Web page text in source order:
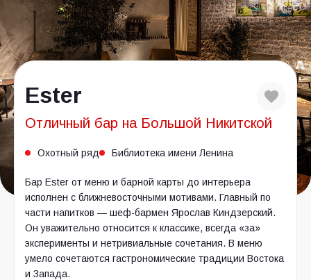
Ester
Отличный бар на Большой Никитской
Охотный ряд Библиотека имени Ленина
Бар Ester от меню и барной карты до интерьера
исполнен с ближневосточными мотивами. Главный по
части напитков — шеф-бармен Ярослав Киндзерский.
Он уважительно относится к классике, всегда «за»
эксперименты и нетривиальные сочетания. В меню
умело сочетаются гастрономические традиции Востока
и Запада.